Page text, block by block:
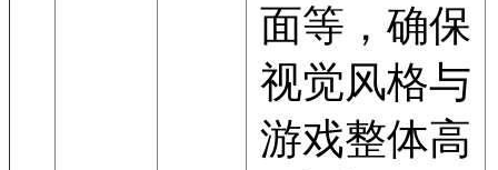
面等，确保
视觉风格与
游戏整体高